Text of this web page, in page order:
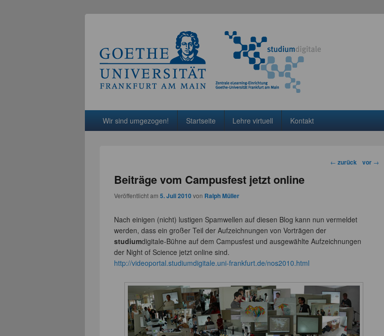
HauptmenüWeiter zum Hauptinhalt
Weiter zum Sekundärinhalt
Wir sind umgezogen! Startseite Lehre virtuell Kontakt
Beitragsnavigation
← zurück vor →
Beiträge vom Campusfest jetzt online
Veröffentlicht am5. Juli 2010 von Ralph Müller
Nach einigen (nicht) lustigen Spamwellen auf diesen Blog kann nun vermeldet
werden, dass ein großer Teil der Aufzeichnungen von Vorträgen der
studiumdigitale-Bühne auf dem Campusfest und ausgewählte Aufzeichnungen
der Night of Science jetzt online sind.
http://videoportal.studiumdigitale.uni-frankfurt.de/nos2010.html